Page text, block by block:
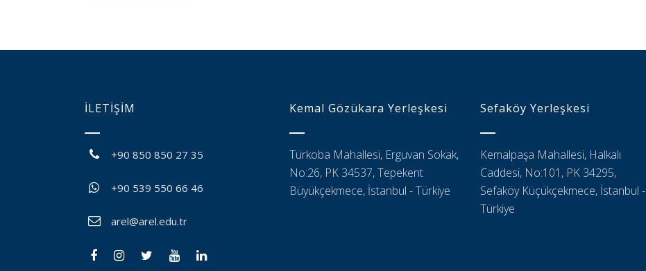
İLETİŞİM
+90 850 850 27 35
+90 539 550 66 46
arel@arel.edu.tr
Kemal Gözükara Yerleşkesi
Türkoba Mahallesi, Erguvan Sokak,
No:26, PK 34537, Tepekent
Büyükçekmece, İstanbul - Türkiye
Sefaköy Yerleşkesi
Kemalpaşa Mahallesi, Halkalı
Caddesi, No:101, PK 34295,
Sefaköy Küçükçekmece, İstanbul -
Türkiye